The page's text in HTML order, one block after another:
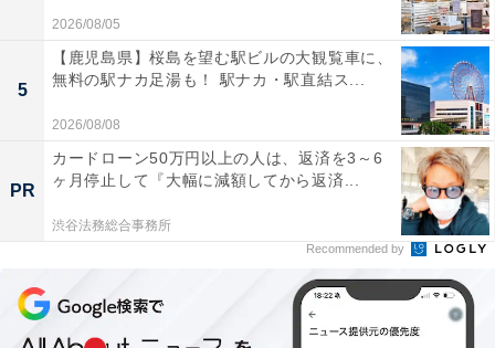
2026/08/05
5
【鹿児島県】桜島を望む駅ビルの大観覧車に、
無料の駅ナカ足湯も！ 駅ナカ・駅直結ス...
2026/08/08
PR
カードローン50万円以上の人は、返済を3～6
ヶ月停止して『大幅に減額してから返済...
渋谷法務総合事務所
Recommended by